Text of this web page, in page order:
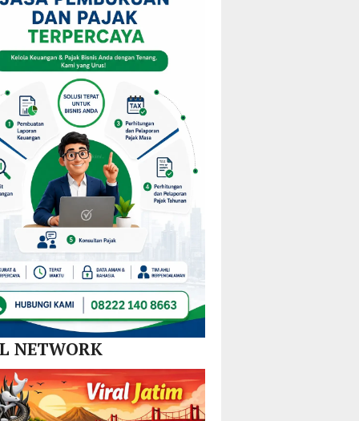
Kejurprov
Malut
Mulai
Redistribusi
Guru
di 10
Kecamatan
KPPD
Inovasi
Hilirisasi
Nikel
SPBE
NETWORK